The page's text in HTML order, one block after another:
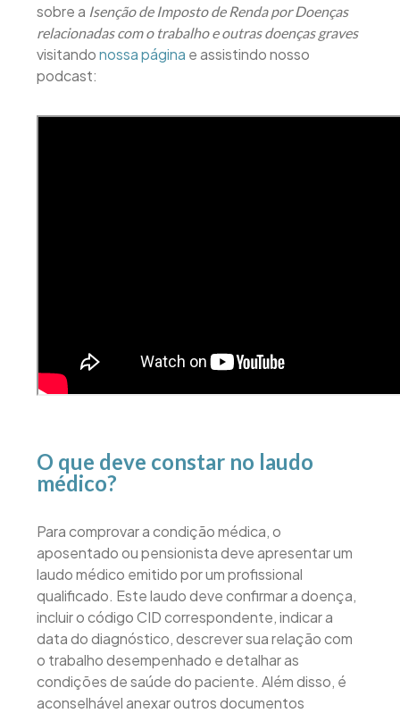
sobre a Isenção de Imposto de Renda por Doenças
relacionadas com o trabalho e outras doenças graves
visitandonossa página e assistindo nosso
podcast:
O que deve constar no laudo
médico?
Para comprovar a condição médica, o
aposentado ou pensionista deve apresentar um
laudo médico emitido por um profissional
qualificado. Este laudo deve confirmar a doença,
incluir o código CID correspondente, indicar a
data do diagnóstico, descrever sua relação com
o trabalho desempenhado e detalhar as
condições de saúde do paciente. Além disso, é
aconselhável anexar outros documentos